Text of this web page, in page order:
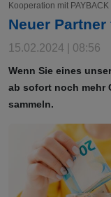
Kooperation mit PAYBACK
Neuer
15.02.2024 | 08:56
Wenn Sie eines
ab sofort noch mehr
sammeln.